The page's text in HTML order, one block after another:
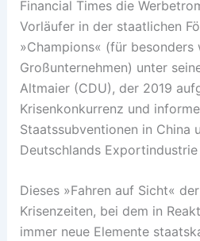
Financial Times die
Vorläufer in der staatlichen
»Champions« (für
Großunternehmen) ­unter
Altmaier (CDU), der 2019
Krisenkonkurrenz und
Staatssubventionen in China
Deutschlands
Dieses »Fahren auf Sicht«
Krisenzeiten, bei dem in
immer neue Elemente